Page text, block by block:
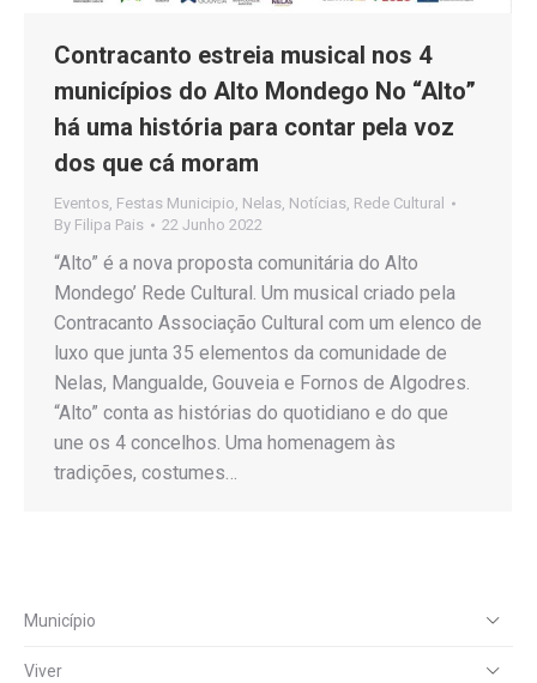
Contracanto estreia musical nos 4
municípios do Alto Mondego No “Alto”
há uma história para contar pela voz
dos que cá moram
Eventos, Festas Municipio, Nelas, Notícias, Rede Cultural
By Filipa Pais 22 Junho 2022
“Alto” é a nova proposta comunitária do Alto
Mondego’ Rede Cultural. Um musical criado pela
Contracanto Associação Cultural com um elenco de
luxo que junta 35 elementos da comunidade de
Nelas, Mangualde, Gouveia e Fornos de Algodres.
“Alto” conta as histórias do quotidiano e do que
une os 4 concelhos. Uma homenagem às
tradições, costumes…
Município
Viver